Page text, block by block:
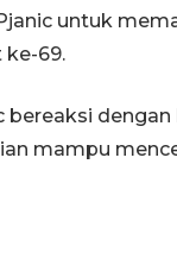
untuk
69.
bereaksi
mampu